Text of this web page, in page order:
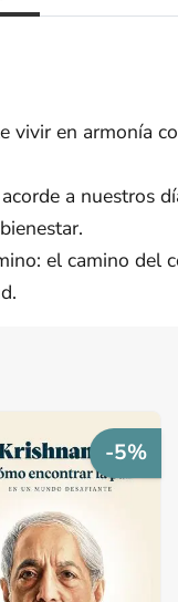
en armonía
a nuestros
el camino del
-5%